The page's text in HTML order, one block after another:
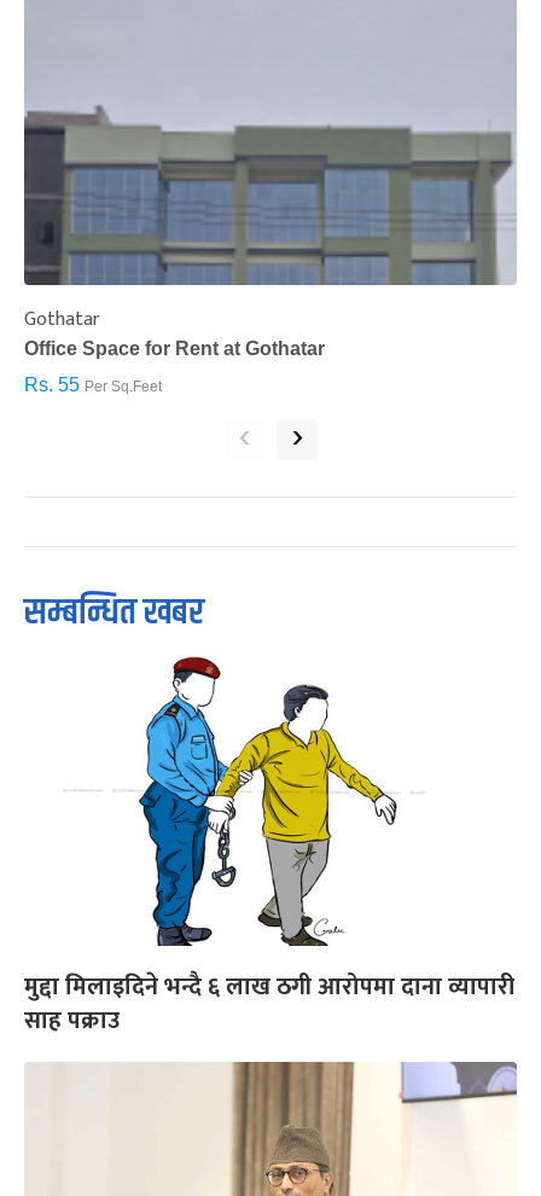
Gothatar
Office Space for Rent at Gothatar
Rs. 55 Per Sq.Feet
‹ ›
सम्बन्धित खबर
मुद्दा मिलाइदिने भन्दै ६ लाख ठगी आरोपमा दाना व्यापारी
साह पक्राउ